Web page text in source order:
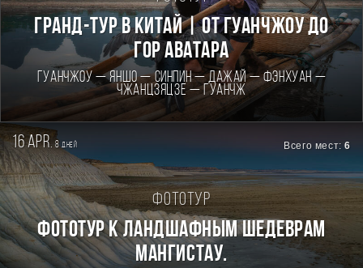
Гранд-тур в Китай | От Гуанчжоу до
гор Аватара
Гуанчжоу — Яншо — Синпин — Дажай — Фэнхуан —
Чжанцзяцзе — Гуанчж
16 apr. 8дней Всего мест:6
Фототур
Фототур к ландшафным шедеврам
Мангистау.